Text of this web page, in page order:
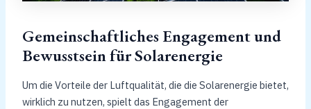
Gemeinschaftliches Engagement und
Bewusstsein für Solarenergie
Um die Vorteile der Luftqualität, die die Solarenergie bietet,
wirklich zu nutzen, spielt das Engagement der